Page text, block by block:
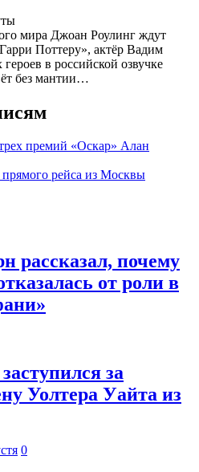
мира Джоан Роулинг ждут
Поттеру», актёр Вадим
в российской озвучке
без мантии…
премий «Оскар» Алан
рейса из Москвы
рассказал, почему
от роли в
за
Уолтера Уайта из
0